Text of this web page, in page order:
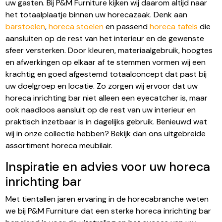
uw gasten. Bij P&M Furniture kijken wij daarom altijd naar
het totaalplaatje binnen uw horecazaak. Denk aan
barstoelen,horeca stoelenen passendhoreca tafels die
aansluiten op de rest van het interieur en de gewenste
sfeer versterken. Door kleuren, materiaalgebruik, hoogtes
en afwerkingen op elkaar af te stemmen vormen wij een
krachtig en goed afgestemd totaalconcept dat past bij
uw doelgroep en locatie. Zo zorgen wij ervoor dat uw
horeca inrichting bar niet alleen een eyecatcher is, maar
ook naadloos aansluit op de rest van uw interieur en
praktisch inzetbaar is in dagelijks gebruik. Benieuwd wat
wij in onze collectie hebben? Bekijk dan ons uitgebreide
assortiment horeca meubilair.
Inspiratie en advies voor uw horeca
inrichting bar
Met tientallen jaren ervaring in de horecabranche weten
we bij P&M Furniture dat een sterke horeca inrichting bar